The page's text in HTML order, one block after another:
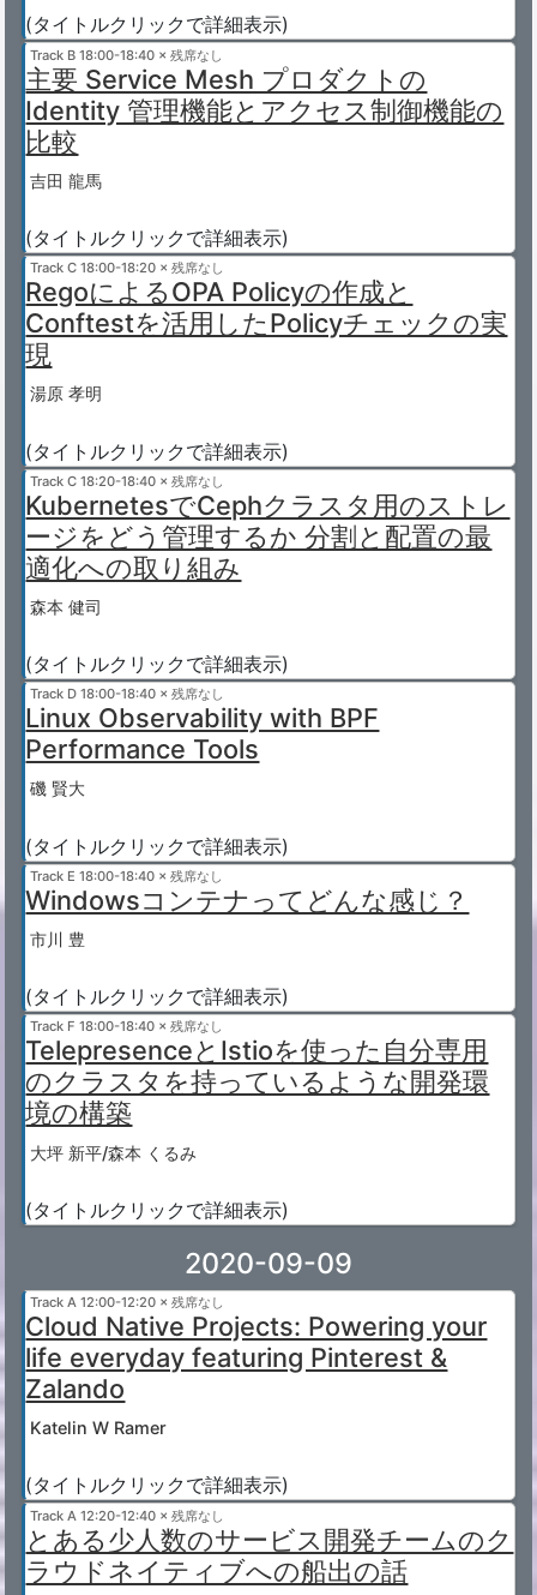
(タイトルクリックで詳細表示)
Track B 18:00-18:40 × 残席なし
主要 Service Mesh プロダクトの
Identity 管理機能とアクセス制御機能の
比較
吉田 龍馬
(タイトルクリックで詳細表示)
Track C 18:00-18:20 × 残席なし
RegoによるOPA Policyの作成と
Conftestを活用したPolicyチェックの実
現
湯原 孝明
(タイトルクリックで詳細表示)
Track C 18:20-18:40 × 残席なし
KubernetesでCephクラスタ用のストレ
ージをどう管理するか 分割と配置の最
適化への取り組み
森本 健司
(タイトルクリックで詳細表示)
Track D 18:00-18:40 × 残席なし
Linux Observability with BPF
Performance Tools
磯 賢大
(タイトルクリックで詳細表示)
Track E 18:00-18:40 × 残席なし
Windowsコンテナってどんな感じ？
市川 豊
(タイトルクリックで詳細表示)
Track F 18:00-18:40 × 残席なし
TelepresenceとIstioを使った自分専用
のクラスタを持っているような開発環
境の構築
大坪 新平/森本 くるみ
(タイトルクリックで詳細表示)
2020-09-09
Track A 12:00-12:20 × 残席なし
Cloud Native Projects: Powering your
life everyday featuring Pinterest &
Zalando
Katelin W Ramer
(タイトルクリックで詳細表示)
Track A 12:20-12:40 × 残席なし
とある少人数のサービス開発チームのク
ラウドネイティブへの船出の話